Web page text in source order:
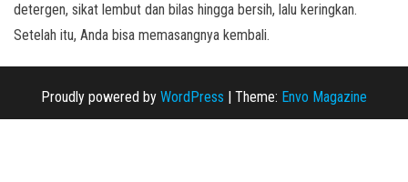
detergen, sikat lembut dan bilas hingga bersih, lalu keringkan.
Setelah itu, Anda bisa memasangnya kembali.
Proudly powered by WordPress | Theme: Envo Magazine